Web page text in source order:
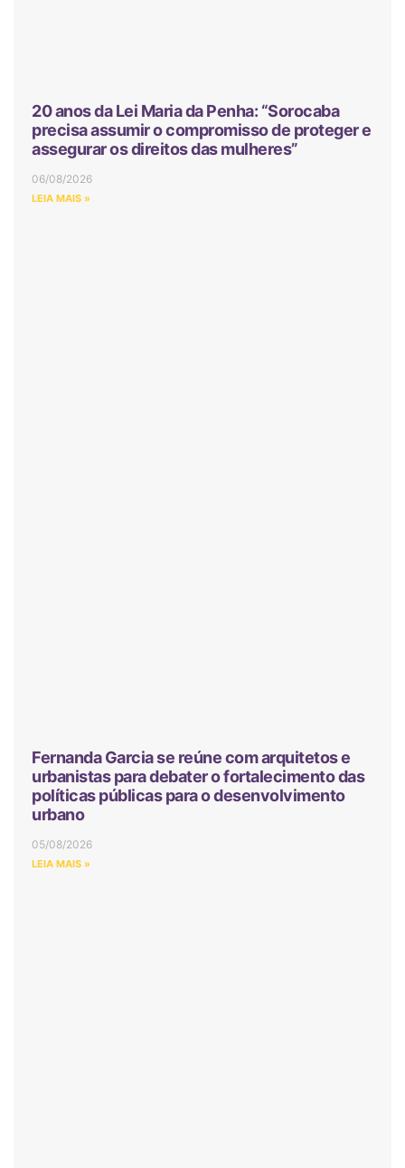
20 anos da Lei Maria da Penha: “Sorocaba
precisa assumir o compromisso de proteger e
assegurar os direitos das mulheres”
06/08/2026
LEIA MAIS »
Fernanda Garcia se reúne com arquitetos e
urbanistas para debater o fortalecimento das
políticas públicas para o desenvolvimento
urbano
05/08/2026
LEIA MAIS »